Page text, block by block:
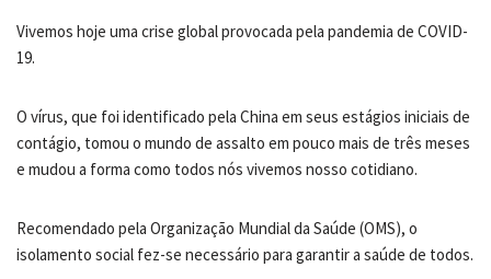
Vivemos hoje uma crise global provocada pela pandemia de COVID-
19.
O vírus, que foi identificado pela China em seus estágios iniciais de
contágio, tomou o mundo de assalto em pouco mais de três meses
e mudou a forma como todos nós vivemos nosso cotidiano.
Recomendado pela Organização Mundial da Saúde (OMS), o
isolamento social fez-se necessário para garantir a saúde de todos.